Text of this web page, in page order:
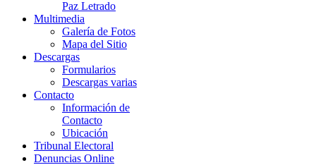
Paz Letrado
Multimedia
Galería de Fotos
Mapa del Sitio
Descargas
Formularios
Descargas varias
Contacto
Información de
Contacto
Ubicación
Tribunal Electoral
Denuncias Online